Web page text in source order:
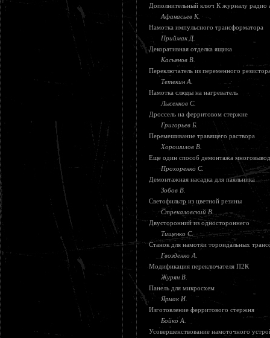
Дополнительный ключ К журналу радио
Афанасьев К.
Намотка импульсного трансформатора
Приймак Д.
Декоративная отделка ящика
Касьянов В.
Переключатель из переменного
Тетекин А.
Намотка слюды на нагреватель
Лысенков С.
Дроссель на ферритовом стержне
Григорьев Б.
Перемешивание травящего раствора
Хорошилов В.
Еще один способ демонтажа
Прохоренко С.
Демонтажная насадка для паяльника
Зобов В.
Светофильтр из цветной резины
Стрекаловский В.
Двусторонний из одностороннего
Тищенко С.
Станок для намотки тороидальных
Гвозденко А.
Модификация переключателя П2К
Журян В.
Панель для микросхем
Ярмак И.
Изготовление ферритового стержня
Бойко А.
Усовершенствование намоточного